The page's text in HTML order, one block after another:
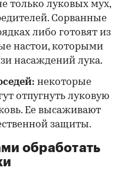
только луковых мух,
Сорванные
либо готовят из
настои, которыми
насаждений лука.
некоторые
отпугнуть луковую
Ее высаживают
защиты.
обработать